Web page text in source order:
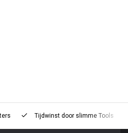
Tijdwinst door slimme Tools